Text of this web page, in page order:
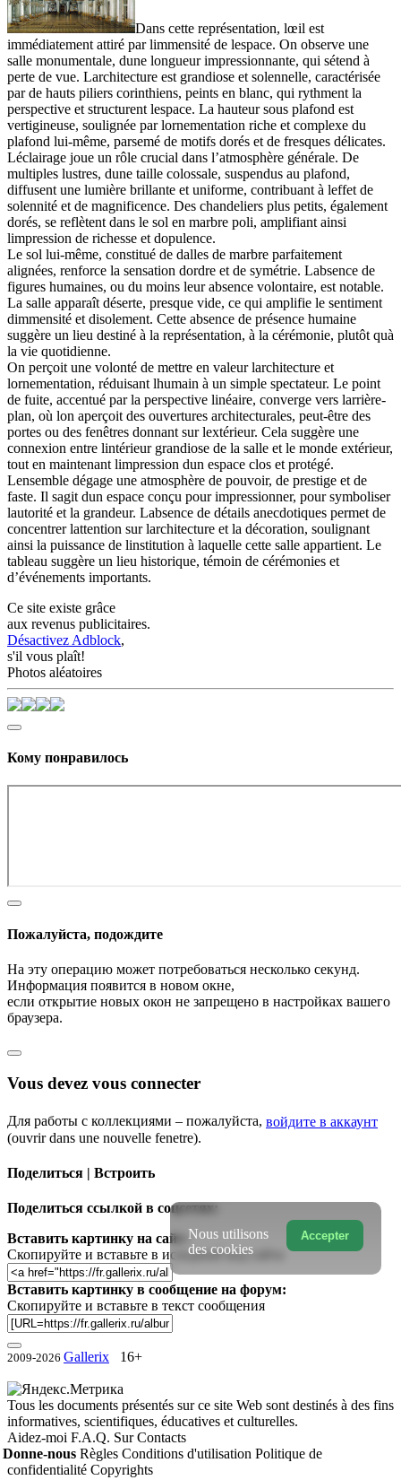
Dans cette représentation, lœil est
immédiatement attiré par limmensité de lespace. On observe une
salle monumentale, dune longueur impressionnante, qui sétend à
perte de vue. Larchitecture est grandiose et solennelle, caractérisée
par de hauts piliers corinthiens, peints en blanc, qui rythment la
perspective et structurent lespace. La hauteur sous plafond est
vertigineuse, soulignée par lornementation riche et complexe du
plafond lui-même, parsemé de motifs dorés et de fresques délicates.
Léclairage joue un rôle crucial dans l’atmosphère générale. De
multiples lustres, dune taille colossale, suspendus au plafond,
diffusent une lumière brillante et uniforme, contribuant à leffet de
solennité et de magnificence. Des chandeliers plus petits, également
dorés, se reflètent dans le sol en marbre poli, amplifiant ainsi
limpression de richesse et dopulence.
Le sol lui-même, constitué de dalles de marbre parfaitement
alignées, renforce la sensation dordre et de symétrie. Labsence de
figures humaines, ou du moins leur absence volontaire, est notable.
La salle apparaît déserte, presque vide, ce qui amplifie le sentiment
dimmensité et disolement. Cette absence de présence humaine
suggère un lieu destiné à la représentation, à la cérémonie, plutôt quà
la vie quotidienne.
On perçoit une volonté de mettre en valeur larchitecture et
lornementation, réduisant lhumain à un simple spectateur. Le point
de fuite, accentué par la perspective linéaire, converge vers larrière-
plan, où lon aperçoit des ouvertures architecturales, peut-être des
portes ou des fenêtres donnant sur lextérieur. Cela suggère une
connexion entre lintérieur grandiose de la salle et le monde extérieur,
tout en maintenant limpression dun espace clos et protégé.
Lensemble dégage une atmosphère de pouvoir, de prestige et de
faste. Il sagit dun espace conçu pour impressionner, pour symboliser
lautorité et la grandeur. Labsence de détails anecdotiques permet de
concentrer lattention sur larchitecture et la décoration, soulignant
ainsi la puissance de linstitution à laquelle cette salle appartient. Le
tableau suggère un lieu historique, témoin de cérémonies et
d’événements importants.
Ce site existe grâce
aux revenus publicitaires.
Désactivez Adblock,
s'il vous plaît!
Photos aléatoires
Кому понравилось
Пожалуйста, подождите
На эту операцию может потребоваться несколько секунд.
Информация появится в новом окне,
если открытие новых окон не запрещено в настройках вашего
браузера.
Vous devez vous connecter
Для работы с коллекциями – пожалуйста, войдите в аккаунт
(ouvrir dans une nouvelle fenetre).
Поделиться | Встроить
Поделиться ссылкой в соцсетях:
Вставить картинку на сайт:
Скопируйте и вставьте в исходный код сайта
Вставить картинку в сообщение на форум:
Скопируйте и вставьте в текст сообщения
2009-2026 Gallerix 16+
Tous les documents présentés sur ce site Web sont destinés à des fins
informatives, scientifiques, éducatives et culturelles.
Aidez-moi F.A.Q. SurContacts
Donne-nous Règles Conditions d'utilisation Politique de
confidentialité Copyrights
Accepter
Nous utilisons
des cookies